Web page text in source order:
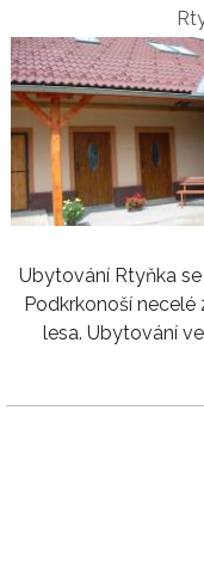
Ubytování Rtyňka
Podkrkonoší
lesa. Ubytování